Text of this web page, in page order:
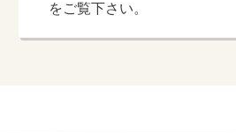
をご覧下さい。